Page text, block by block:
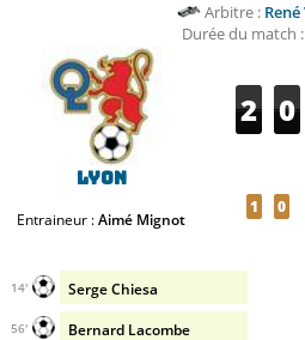
Arbitre :
Durée du match :
Lyon
Entraineur :Aimé Mignot
2 0
1 0
Serge Chiesa
14'
Bernard Lacombe
56'